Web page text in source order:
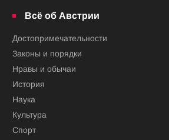
Всё об Австрии
Достопримечательности
Законы и порядки
Нравы и обычаи
История
Наука
Культура
Спорт